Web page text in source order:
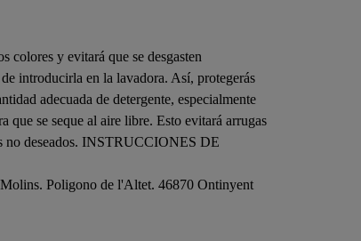
colores y evitará que se desgasten
introducirla en la lavadora. Así, protegerás
adecuada de detergente, especialmente
se seque al aire libre. Esto evitará arrugas
no deseados. INSTRUCCIONES DE
Poligono de l'Altet. 46870 Ontinyent